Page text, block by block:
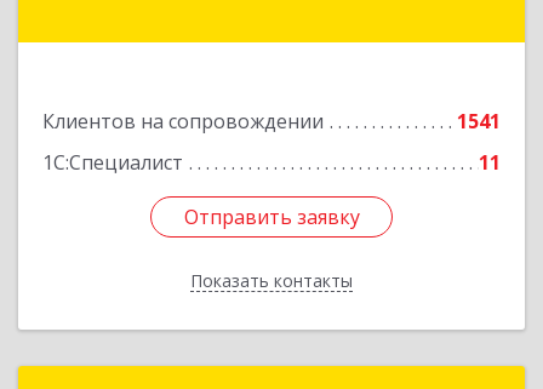
Клиентов на сопровождении
1541
1С:Специалист
11
Отправить заявку
Показать контакты
Подробнее
Отправить заявку
Назад